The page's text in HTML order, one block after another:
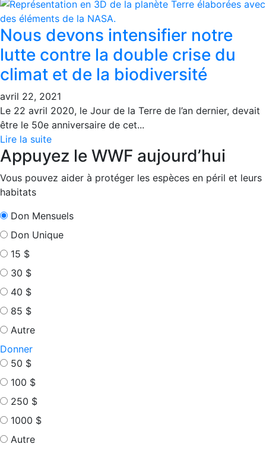
Nous devons intensifier notre
lutte contre la double crise du
climat et de la biodiversité
avril 22, 2021
Le 22 avril 2020, le Jour de la Terre de l’an dernier, devait
être le 50e anniversaire de cet...
Lire la suite
Appuyez le WWF aujourd’hui
Vous pouvez aider à protéger les espèces en péril et leurs
habitats
Don Mensuels
Don Unique
15 $
30 $
40 $
85 $
Autre
Donner
50 $
100 $
250 $
1000 $
Autre